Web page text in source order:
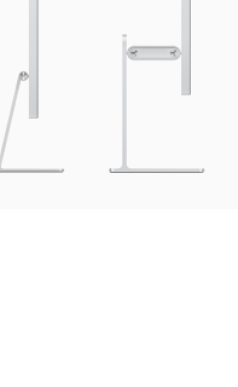
张
张